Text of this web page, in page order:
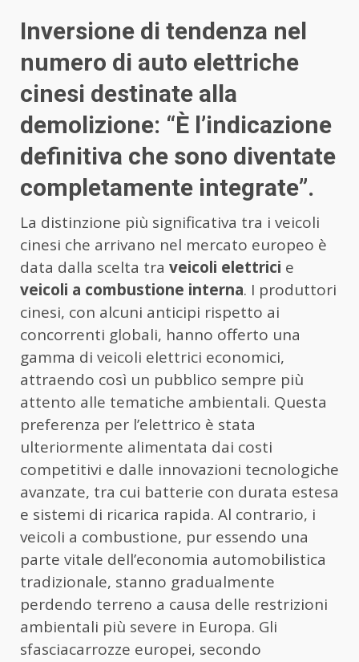
Inversione di tendenza nel
numero di auto elettriche
cinesi destinate alla
demolizione: “È l’indicazione
definitiva che sono diventate
completamente integrate”.
La distinzione più significativa tra i veicoli
cinesi che arrivano nel mercato europeo è
data dalla scelta tra veicoli elettrici e
veicoli a combustione interna. I produttori
cinesi, con alcuni anticipi rispetto ai
concorrenti globali, hanno offerto una
gamma di veicoli elettrici economici,
attraendo così un pubblico sempre più
attento alle tematiche ambientali. Questa
preferenza per l’elettrico è stata
ulteriormente alimentata dai costi
competitivi e dalle innovazioni tecnologiche
avanzate, tra cui batterie con durata estesa
e sistemi di ricarica rapida. Al contrario, i
veicoli a combustione, pur essendo una
parte vitale dell’economia automobilistica
tradizionale, stanno gradualmente
perdendo terreno a causa delle restrizioni
ambientali più severe in Europa. Gli
sfasciacarrozze europei, secondo